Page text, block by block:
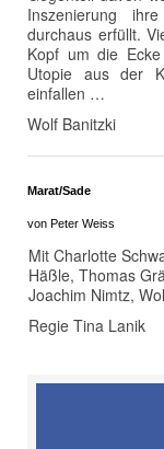
Inszenierung
durchaus erfüllt.
Kopf um die
Utopie aus der
einfallen …
Wolf Banitzki
Marat/Sade
von Peter Weiss
Mit Charlotte
Häßle, Thomas
Joachim Nimtz,
Regie Tina Lanik